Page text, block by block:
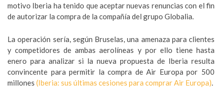
motivo Iberia ha tenido que aceptar nuevas renuncias con el fin
de autorizar la compra de la compañía del grupo Globalia.
La operación sería, según Bruselas, una amenaza para clientes
y competidores de ambas aerolíneas y por ello tiene hasta
enero para analizar si la nueva propuesta de Iberia resulta
convincente para permitir la compra de Air Europa por 500
millones (Iberia: sus últimas cesiones para comprar Air Europa).